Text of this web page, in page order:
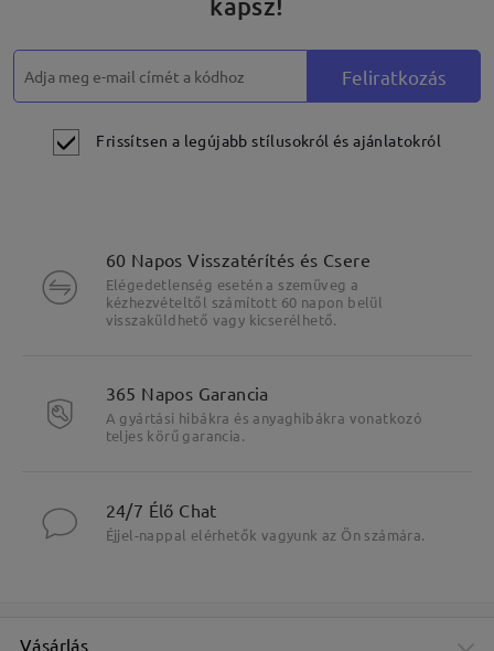
Fő jellemzők kiemelése
Feliratkozás
Frissítsen a legújabb stílusokról és ajánlatokról
60 Napos Visszatérítés és Csere
Elégedetlenség esetén a szemüveg a
kézhezvételtől számított 60 napon belül
visszaküldhető vagy kicserélhető.
365 Napos Garancia
A gyártási hibákra és anyaghibákra vonatkozó
teljes körű garancia.
24/7 Élő Chat
Éjjel-nappal elérhetők vagyunk az Ön számára.
Vásárlás